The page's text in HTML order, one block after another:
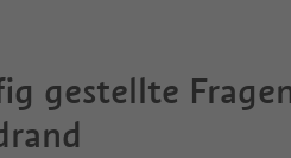
gestellte